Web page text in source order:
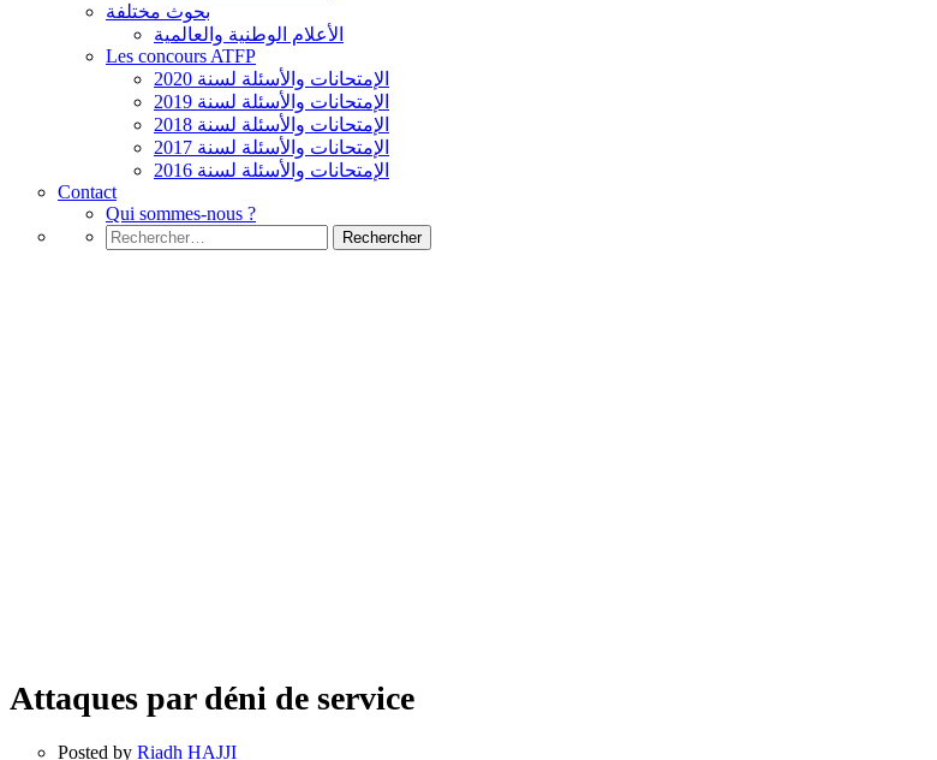
بحوث مختلفة
الأعلام الوطنية والعالمية
Les concours ATFP
الإمتحانات والأسئلة لسنة 2020
الإمتحانات والأسئلة لسنة 2019
الإمتحانات والأسئلة لسنة 2018
الإمتحانات والأسئلة لسنة 2017
الإمتحانات والأسئلة لسنة 2016
Contact
Qui sommes-nous ?
Rechercher :
Attaques par déni de service
Posted by Riadh HAJJI